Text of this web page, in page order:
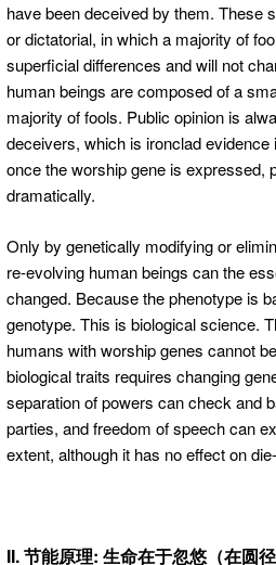
have been deceived by them. These
or dictatorial, in which a majority of
superficial differences and will not
human beings are composed of a
majority of fools. Public opinion is
deceivers, which is ironclad
once the worship gene is expressed,
dramatically.
Only by genetically modifying or
re-evolving human beings can the
changed. Because the phenotype is
genotype. This is biological science.
humans with worship genes cannot
biological traits requires changing
separation of powers can check and
parties, and freedom of speech can
extent, although it has no effect on
II. 节能原理: 生命在于忽悠（在圆